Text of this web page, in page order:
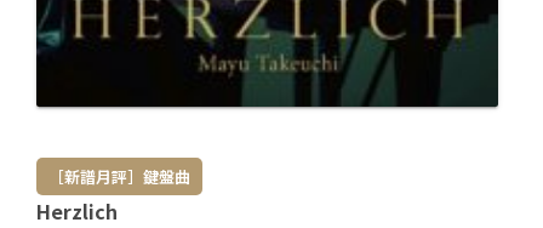
［新譜月評］鍵盤曲
Herzlich